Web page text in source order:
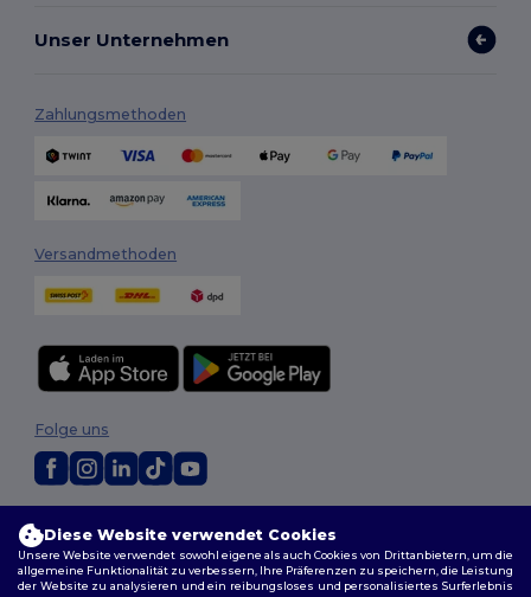
Unser Unternehmen
Zahlungsmethoden
Versandmethoden
Allgemeine Geschäftsbedingungen|Personalisierungsrichtlinien
Datenschutzbestimmungen|Cookie-Richtlinie|Site Map
Folge uns
Diese Website verwendet Cookies
Unsere Website verwendet sowohl eigene als auch Cookies von Drittanbietern, um die
allgemeine Funktionalität zu verbessern, Ihre Präferenzen zu speichern, die Leistung
der Website zu analysieren und ein reibungsloses und personalisiertes Surferlebnis